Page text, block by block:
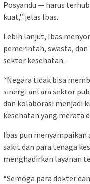
Posyandu — harus
kuat,” jelas Ibas.
Lebih lanjut, Ibas
pemerintah, swasta,
sektor kesehatan.
“Negara tidak bisa
sinergi antara sektor
dan kolaborasi menjadi
kesehatan yang merata
Ibas pun menyampaikan
sakit dan para tenaga
menghadirkan layanan
“Semoga para dokter